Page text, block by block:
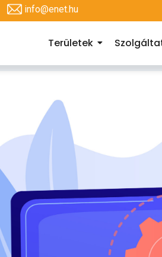
info@enet.hu
Területek